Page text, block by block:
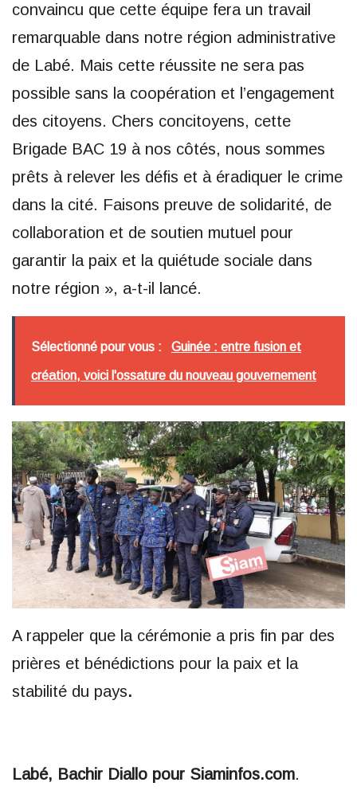
convaincu que cette équipe fera un travail
remarquable dans notre région administrative
de Labé. Mais cette réussite ne sera pas
possible sans la coopération et l’engagement
des citoyens. Chers concitoyens, cette
Brigade BAC 19 à nos côtés, nous sommes
prêts à relever les défis et à éradiquer le crime
dans la cité. Faisons preuve de solidarité, de
collaboration et de soutien mutuel pour
garantir la paix et la quiétude sociale dans
notre région », a-t-il lancé.
Sélectionné pour vous : Guinée : entre fusion et
création, voici l'ossature du nouveau gouvernement
A rappeler que la cérémonie a pris fin par des
prières et bénédictions pour la paix et la
stabilité du pays.
Labé, Bachir Diallo pour Siaminfos.com.